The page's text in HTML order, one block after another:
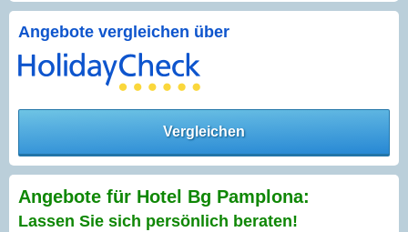
Angebote vergleichen über
Vergleichen
Angebote für Hotel Bg Pamplona:
Lassen Sie sich persönlich beraten!